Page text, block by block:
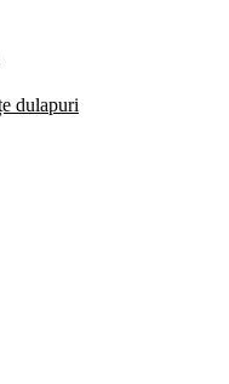
dulapuri